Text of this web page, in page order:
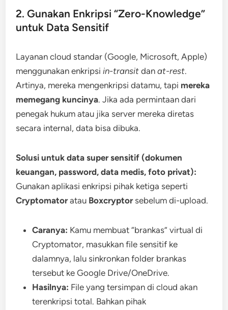
2. Gunakan Enkripsi “Zero-Knowledge”
untuk Data Sensitif
Layanan cloud standar (Google, Microsoft, Apple)
menggunakan enkripsiin-transit danat-rest.
Artinya, mereka mengenkripsi datamu, tapi mereka
memegang kuncinya. Jika ada permintaan dari
penegak hukum atau jika server mereka diretas
secara internal, data bisa dibuka.
Solusi untuk data super sensitif (dokumen
keuangan, password, data medis, foto privat):
Gunakan aplikasi enkripsi pihak ketiga seperti
Cryptomatoratau Boxcryptorsebelum di-upload.
Caranya: Kamu membuat “brankas” virtual di
Cryptomator, masukkan file sensitif ke
dalamnya, lalu sinkronkan folder brankas
tersebut ke Google Drive/OneDrive.
Hasilnya: File yang tersimpan di cloud akan
terenkripsi total. Bahkan pihak